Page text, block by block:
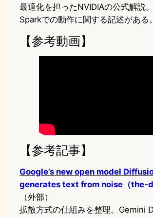
最適化を担ったNVIDIAの公式解説
Sparkでの動作に関する記述がある。
【参考動画】
【参考記事】
Google’s new open model
generates text from noise（the-
（外部）
拡散方式の仕組みを整理。Gemini